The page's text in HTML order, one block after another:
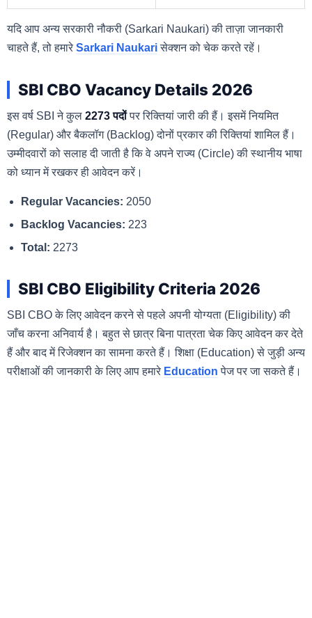
यदि आप अन्य सरकारी नौकरी (Sarkari Naukari) की ताज़ा जानकारी
चाहते हैं, तो हमारे Sarkari Naukariसेक्शन को चेक करते रहें।
SBI CBO Vacancy Details 2026
इस वर्ष SBI ने कुल 2273 पदोंपर रिक्तियां जारी की हैं। इसमें नियमित
(Regular) और बैकलॉग (Backlog) दोनों प्रकार की रिक्तियां शामिल हैं।
उम्मीदवारों को सलाह दी जाती है कि वे अपने राज्य (Circle) की स्थानीय भाषा
को ध्यान में रखकर ही आवेदन करें।
Regular Vacancies: 2050
Backlog Vacancies: 223
Total: 2273
SBI CBO Eligibility Criteria 2026
SBI CBO के लिए आवेदन करने से पहले अपनी योग्यता (Eligibility) की
जाँच करना अनिवार्य है। बहुत से छात्र बिना पात्रता चेक किए आवेदन कर देते
हैं और बाद में रिजेक्शन का सामना करते हैं। शिक्षा (Education) से जुड़ी अन्य
परीक्षाओं की जानकारी के लिए आप हमारे Education पेज पर जा सकते हैं।